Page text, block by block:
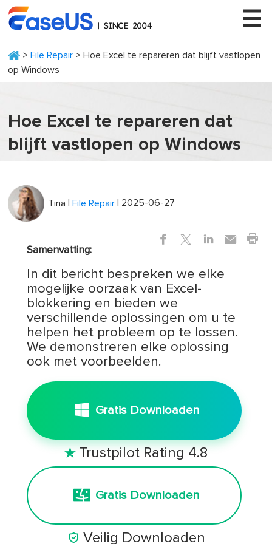
> File Repair > Hoe Excel te repareren dat blijft vastlopen
op Windows
Hoe Excel te repareren dat
blijft vastlopen op Windows
Tina |File Repair | 2025-06-27
Samenvatting:
In dit bericht bespreken we elke
mogelijke oorzaak van Excel-
blokkering en bieden we
verschillende oplossingen om u te
helpen het probleem op te lossen.
We demonstreren elke oplossing
ook met voorbeelden.
Gratis Downloaden
 Trustpilot Rating 4.8
Gratis Downloaden
 Veilig Downloaden